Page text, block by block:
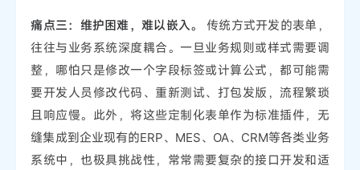
痛点三：维护困难，难以嵌入。
传统方式开发的表单，
往往与业务系统深度耦合。一旦业务规则或样式需要调
整，哪怕只是修改一个字段标签或计算公式，都可能需
要开发人员修改代码、重新测试、打包发版，流程繁琐
且响应慢。此外，将这些定制化表单作为标准插件，无
缝集成到企业现有的ERP、MES、OA、CRM等各类业务
系统中，也极具挑战性，常常需要复杂的接口开发和适